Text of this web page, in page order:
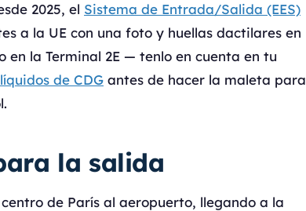
2025, el Sistema de Entrada/Salida (EES)
a la UE con una foto y huellas dactilares en
la Terminal 2E — tenlo en cuenta en tu
de CDG antes de hacer la maleta para
la salida
de París al aeropuerto, llegando a la